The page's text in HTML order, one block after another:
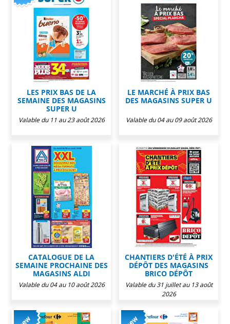
LES PRIX BAS DE LA
SEMAINE DES MAGASINS
SUPER U
Valable du 11 au 23 août 2026
LE MARCHÉ À PRIX BAS
DES MAGASINS SUPER U
Valable du 04 au 09 août 2026
CATALOGUE DE LA
SEMAINE PROCHAINE DES
MAGASINS ALDI
Valable du 04 au 10 août 2026
CHANTIERS D'ÉTÉ À PRIX
DÉPÔT DES MAGASINS
BRICO DÉPÔT
Valable du 31 juillet au 13 août
2026